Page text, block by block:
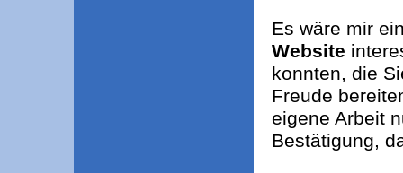
Es wäre mir
Website
konnten, die
Freude
eigene Arbeit
Bestätigung,